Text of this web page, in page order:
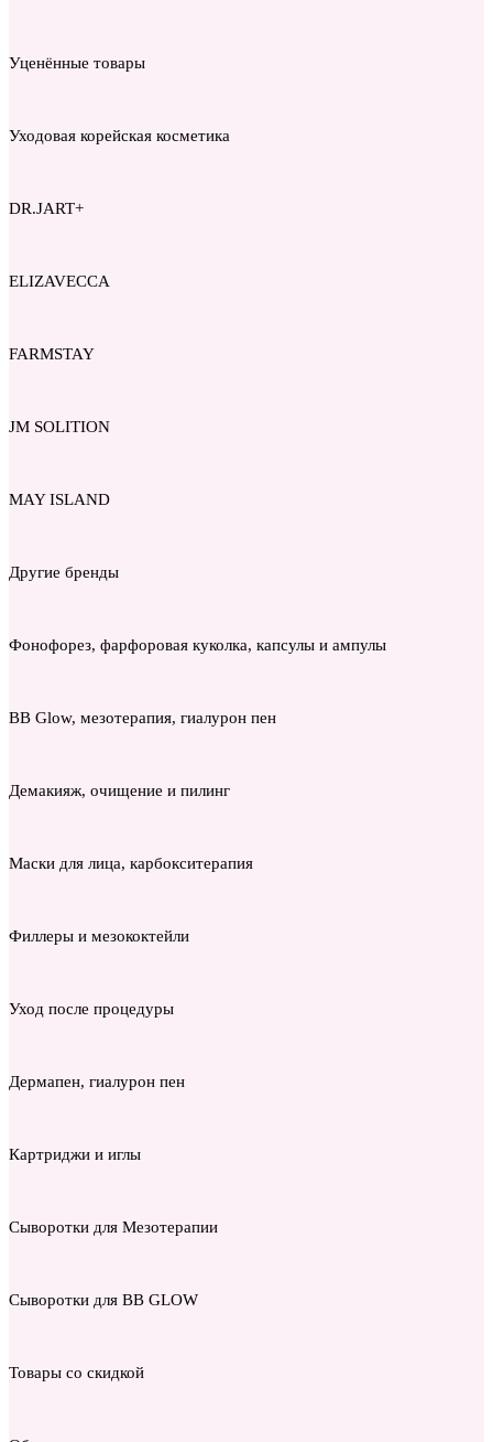
Уценённые товары
Уходовая корейская косметика
DR.JART+
ELIZAVECCA
FARMSTAY
JM SOLITION
MAY ISLAND
Другие бренды
Фонофорез, фарфоровая куколка, капсулы и ампулы
BB Glow, мезотерапия, гиалурон пен
Демакияж, очищение и пилинг
Маски для лица, карбокситерапия
Филлеры и мезококтейли
Уход после процедуры
Дермапен, гиалурон пен
Картриджи и иглы
Сыворотки для Мезотерапии
Сыворотки для BB GLOW
Товары со скидкой